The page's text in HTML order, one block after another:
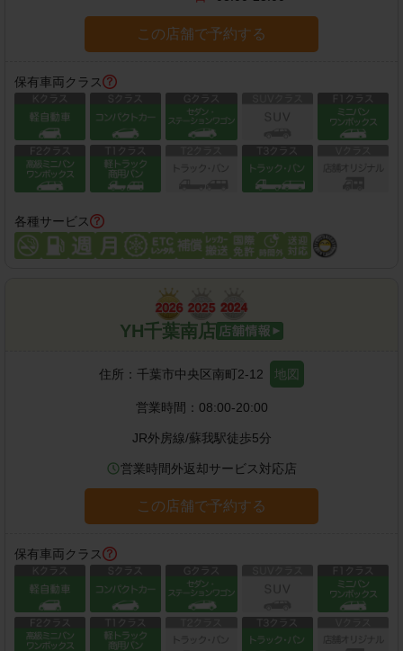
この店舗で予約する
保有車両クラス
各種サービス
YH千葉南店
住所： 千葉市中央区南町2-12 地図
営業時間： 08:00-20:00
JR外房線/蘇我駅徒歩5分
営業時間外返却サービス対応店
この店舗で予約する
保有車両クラス